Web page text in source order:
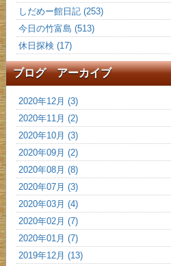
しだめー館日記 (253)
今日の竹富島 (513)
休日探検 (17)
ブログ アーカイブ
2020年12月 (3)
2020年11月 (2)
2020年10月 (3)
2020年09月 (2)
2020年08月 (8)
2020年07月 (3)
2020年03月 (4)
2020年02月 (7)
2020年01月 (7)
2019年12月 (13)